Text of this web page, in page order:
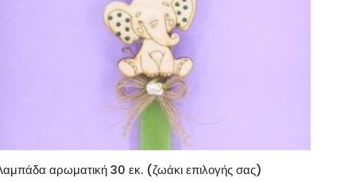
αρωματική 30 εκ. (ζωάκι επιλογής σας)